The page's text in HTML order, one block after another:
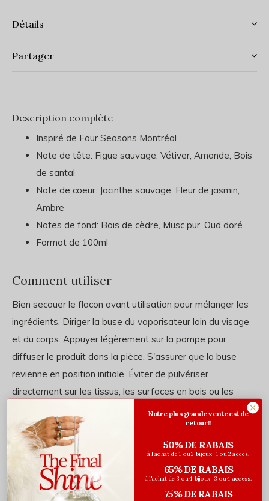
Détails
Partager
Description complète
Inspiré de Four Seasons Montréal
Note de tête: Figue sauvage, Vétiver, Amande, Bois
de santal
Note de coeur: Jacinthe sauvage, Fleur de jasmin,
Ambre
Notes de fond: Bois de cèdre, Musc pur, Oud doré
Format de 100ml
Comment utiliser
Bien secouer le flacon avant utilisation pour mélanger les
ingrédients. Diriger la buse du vaporisateur loin du visage
et du corps. Appuyer légèrement sur la pompe pour
diffuser le produit dans la pièce. S'assurer que la buse
revienne en position initiale. Éviter de pulvériser
directement sur les tissus, les surfaces en bois ou les
objets délicats. Répéter l'opération au besoin pour
rafraîchir l'atmosphère de la pièce. Bien refermer le
vaporisateur après utilisation pour préserver la qualité du
produit.
Notre plus grande vente est de
retour!!
50% DE RABAIS
à l'achat de 1 ou 2 bijoux | 1 ou 2 acces.
65% DE RABAIS
à l'achat de 3 ou 4 bijoux | 3 ou 4 access.
75% DE RABAIS